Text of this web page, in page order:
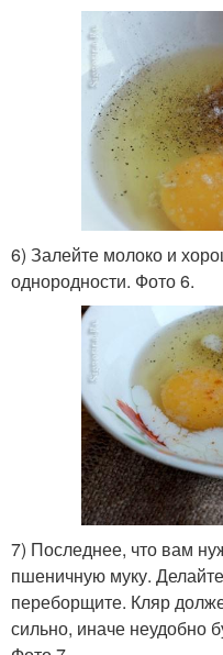
6) Залейте молоко и
однородности. Фото 6.
7) Последнее, что вам
пшеничную муку.
переборщите. Кляр
сильно, иначе неудобно